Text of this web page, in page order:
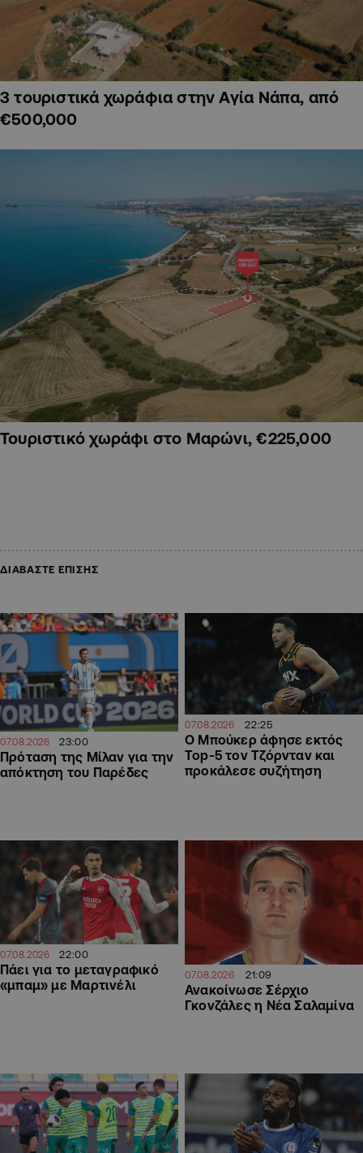
3 τουριστικά χωράφια στην Αγία Νάπα, από
€500,000
Τουριστικό χωράφι στο Μαρώνι, €225,000
ΔΙΑΒΑΣΤΕ ΕΠΙΣΗΣ
07.08.2026 23:00
Πρόταση της Μίλαν για την
απόκτηση του Παρέδες
07.08.2026 22:25
Ο Μπούκερ άφησε εκτός
Top-5 τον Τζόρνταν και
προκάλεσε συζήτηση
07.08.2026 22:00
Πάει για το μεταγραφικό
«μπαμ» με Μαρτινέλι
07.08.2026 21:09
Ανακοίνωσε Σέρχιο
Γκονζάλες η Νέα Σαλαμίνα